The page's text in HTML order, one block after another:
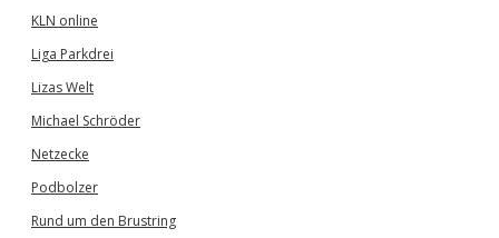
KLN online
Liga Parkdrei
Lizas Welt
Michael Schröder
Netzecke
Podbolzer
Rund um den Brustring